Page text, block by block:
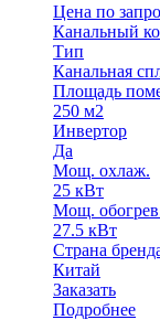
Цена по
Канальный
Тип
Канальная
Площадь
250 м2
Инвертор
Да
Мощ. охлаж.
25 кВт
Мощ.
27.5 кВт
Страна
Китай
Заказать
Подробнее